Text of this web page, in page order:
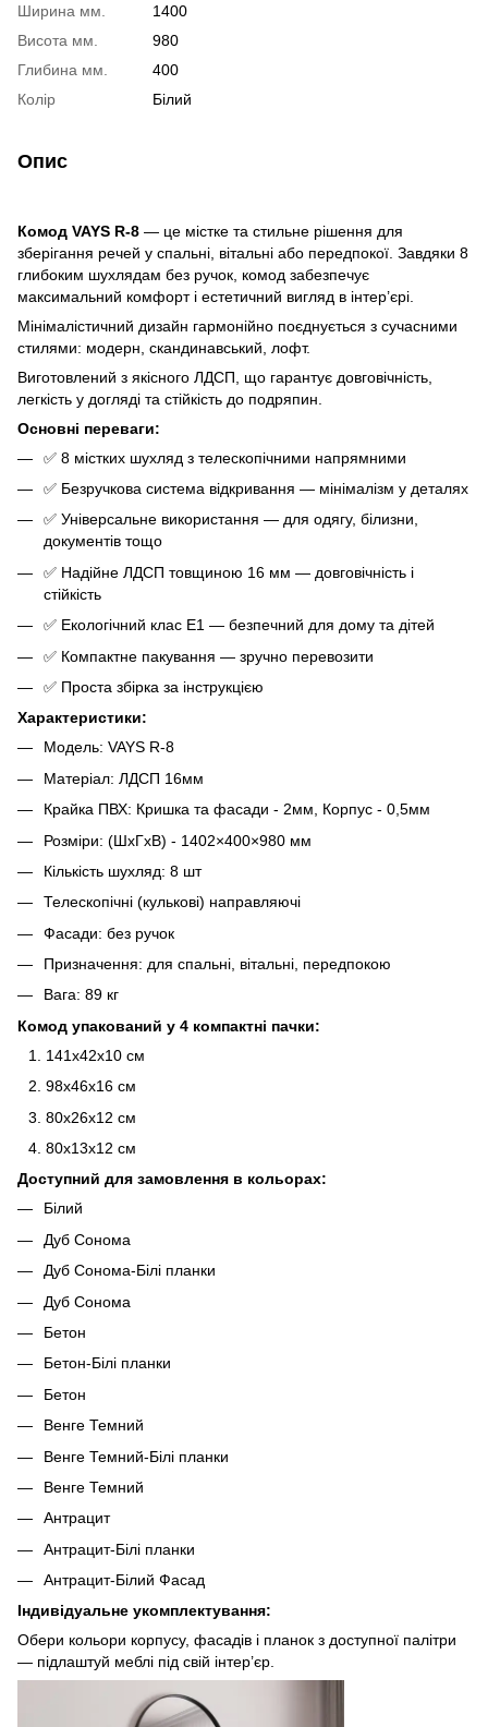
Ширина мм.
1400
Висота мм.
980
Глибина мм.
400
Колір
Білий
Опис
Комод VAYS R-8 — це містке та стильне рішення для
зберігання речей у спальні, вітальні або передпокої. Завдяки 8
глибоким шухлядам без ручок, комод забезпечує
максимальний комфорт і естетичний вигляд в інтер’єрі.
Мінімалістичний дизайн гармонійно поєднується з сучасними
стилями: модерн, скандинавський, лофт.
Виготовлений з якісного ЛДСП, що гарантує довговічність,
легкість у догляді та стійкість до подряпин.
Основні переваги:
✅ 8 містких шухляд з телескопічними напрямними
✅ Безручкова система відкривання — мінімалізм у деталях
✅ Універсальне використання — для одягу, білизни,
документів тощо
✅ Надійне ЛДСП товщиною 16 мм — довговічність і
стійкість
✅ Екологічний клас Е1 — безпечний для дому та дітей
✅ Компактне пакування — зручно перевозити
✅ Проста збірка за інструкцією
Характеристики:
Модель: VAYS R-8
Матеріал: ЛДСП 16мм
Крайка ПВХ: Кришка та фасади - 2мм, Корпус - 0,5мм
Розміри: (ШхГхВ) - 1402×400×980 мм
Кількість шухляд: 8 шт
Телескопічні (кулькові) направляючі
Фасади: без ручок
Призначення: для спальні, вітальні, передпокою
Вага: 89 кг
Комод упакований у 4 компактні пачки:
141х42х10 см
98х46х16 см
80х26х12 см
80х13х12 см
Доступний для замовлення в кольорах:
Білий
Дуб Сонома
Дуб Сонома-Білі планки
Дуб Сонома
Бетон
Бетон-Білі планки
Бетон
Венге Темний
Венге Темний-Білі планки
Венге Темний
Антрацит
Антрацит-Білі планки
Антрацит-Білий Фасад
Індивідуальне укомплектування:
Обери кольори корпусу, фасадів і планок з доступної палітри
— підлаштуй меблі під свій інтер’єр.